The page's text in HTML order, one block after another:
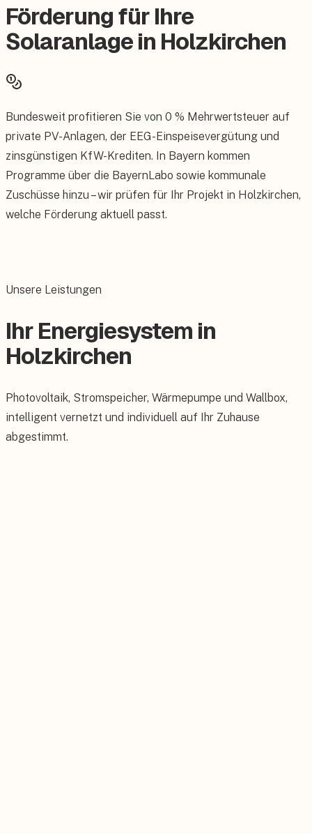
Förderung für Ihre
Solaranlage in Holzkirchen
Bundesweit profitieren Sie von 0 % Mehrwertsteuer auf
private PV-Anlagen, der EEG-Einspeisevergütung und
zinsgünstigen KfW-Krediten. In Bayern kommen
Programme über die BayernLabo sowie kommunale
Zuschüsse hinzu – wir prüfen für Ihr Projekt in Holzkirchen,
welche Förderung aktuell passt.
Unsere Leistungen
Ihr Energiesystem in
Holzkirchen
Photovoltaik, Stromspeicher, Wärmepumpe und Wallbox,
intelligent vernetzt und individuell auf Ihr Zuhause
abgestimmt.